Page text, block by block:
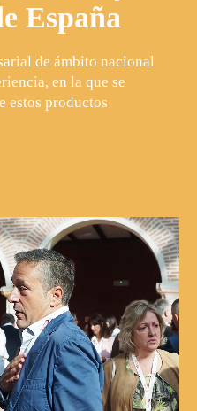
España
de ámbito nacional
en la que se
estos productos